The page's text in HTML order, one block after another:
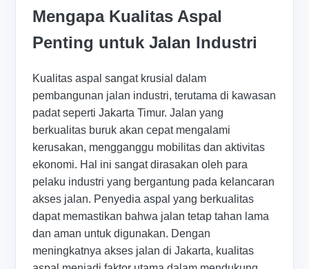
Mengapa Kualitas Aspal
Penting untuk Jalan Industri
Kualitas aspal sangat krusial dalam
pembangunan jalan industri, terutama di kawasan
padat seperti Jakarta Timur. Jalan yang
berkualitas buruk akan cepat mengalami
kerusakan, mengganggu mobilitas dan aktivitas
ekonomi. Hal ini sangat dirasakan oleh para
pelaku industri yang bergantung pada kelancaran
akses jalan. Penyedia aspal yang berkualitas
dapat memastikan bahwa jalan tetap tahan lama
dan aman untuk digunakan. Dengan
meningkatnya akses jalan di Jakarta, kualitas